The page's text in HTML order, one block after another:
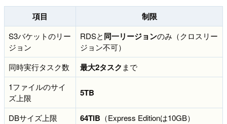
項目 制限
S3バケットのリー
ジョン
RDSと同一リージョンのみ（クロスリー
ジョン不可）
同時実行タスク数
最大2タスク まで
1ファイルのサイ
ズ上限
5TB
DBサイズ上限 64TiB （Express Editionは10GB）